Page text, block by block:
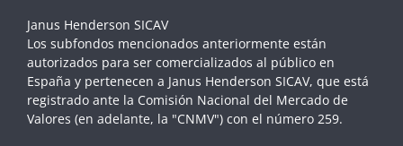
Janus Henderson SICAV
Los subfondos mencionados anteriormente están
autorizados para ser comercializados al público en
España y pertenecen a Janus Henderson SICAV, que está
registrado ante la Comisión Nacional del Mercado de
Valores (en adelante, la "CNMV") con el número 259.